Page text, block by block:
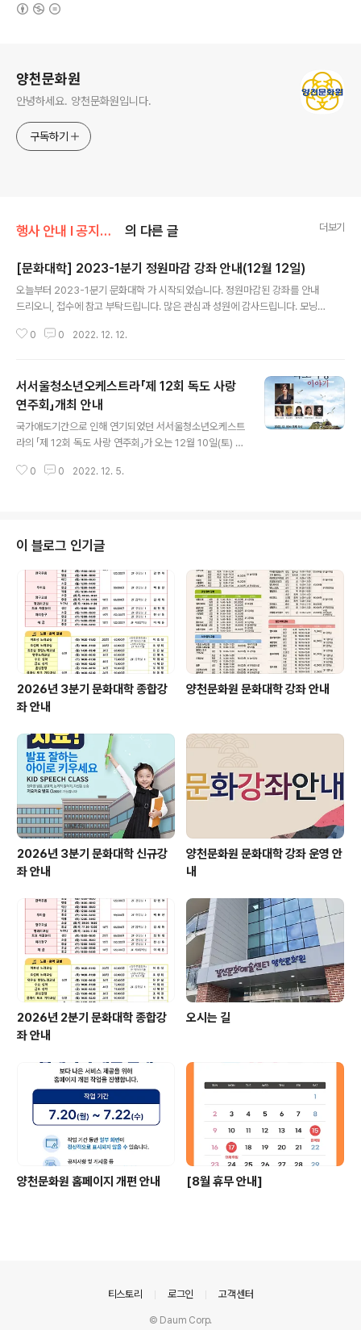
양천문화원
안녕하세요. 양천문화원입니다.
구독하기
행사 안내 Ι 공지사항/공지사항 의 다른 글 더보기
[문화대학] 2023-1분기 정원마감 강좌 안내(12월 12일)
오늘부터 2023-1분기 문화대학 가 시작되었습니다. 정원마감된 강좌를 안내
드리오니, 접수에 참고 부탁드립니다. 많은 관심과 성원에 감사드립니다. 모닝
피 단전호흡(국선도) 10시 방송댄스(초 4-6학년) 소도구 필라테스 A 소도구
0 0 2022. 12. 12.
서서울청소년오케스트라「제 12회 독도 사랑
연주회」개최 안내
국가애도기간으로 인해 연기되었던 서서울청소년오케스트
라의 「제 12회 독도 사랑 연주회」가 오는 12월 10일(토) 오
년오케스트라는 2008년에 창단해 악기연주를 통하여 지
독도사랑 이야기’를 주제로 매년 독도의 날을 기념하여 진
행되는 뜻 깊은 행사이며, 올바른 역사의 소중함을 널리 알
리는 것은 물론 지역 문화예술 활성화 일환으로 양천문화
원과 양천구청의 후원으로 개최되는 연주회오니 많은 관심
과 함께 소중한 발걸음 부탁드립니다. ■ 일시 : 2022년 1
2월 10일 토요일 오후 5시~ ■ 장소..
0 0 2022. 12. 5.
이 블로그 인기글
2026년 3분기 문화대학 종합강
좌 안내
양천문화원 문화대학 강좌 안내
2026년 3분기 문화대학 신규강
좌 안내
양천문화원 문화대학 강좌 운영 안
내
2026년 2분기 문화대학 종합강
좌 안내
오시는 길
양천문화원 홈페이지 개편 안내 [8월 휴무 안내]
티스토리 로그인 고객센터
© Daum Corp.